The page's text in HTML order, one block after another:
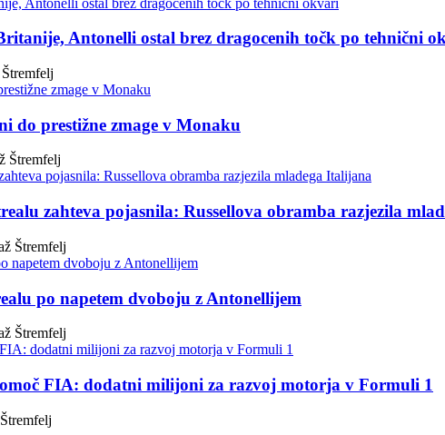
Antonelli ostal brez dragocenih točk po tehnični
do prestižne zmage v Monaku
Štremfelj
zahteva pojasnila: Russellova obramba razjezila
Štremfelj
po napetem dvoboju z Antonellijem
Štremfelj
FIA: dodatni milijoni za razvoj motorja v Formuli 1